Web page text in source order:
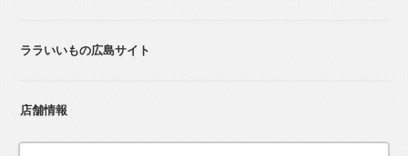
ララいいもの広島サイト
店舗情報